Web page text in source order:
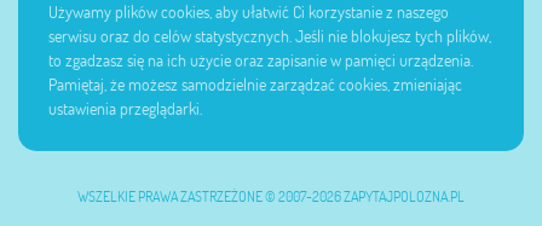
Używamy plików cookies, aby ułatwić Ci korzystanie z naszego
serwisu oraz do celów statystycznych. Jeśli nie blokujesz tych plików,
to zgadzasz się na ich użycie oraz zapisanie w pamięci urządzenia.
Pamiętaj, że możesz samodzielnie zarządzać cookies, zmieniając
ustawienia przeglądarki.
WSZELKIE PRAWA ZASTRZEŻONE © 2007-2026 ZAPYTAJPOLOZNA.PL